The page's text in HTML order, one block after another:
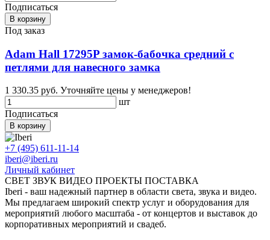
Подписаться
В корзину
Под заказ
Adam Hall 17295P замок-бабочка средний с
петлями для навесного замка
1 330.35 руб. Уточняйте цены у менеджеров!
шт
Подписаться
В корзину
+7 (495) 611-11-14
iberi@iberi.ru
Личный кабинет
СВЕТ ЗВУК ВИДЕО ПРОЕКТЫ ПОСТАВКА
Iberi - ваш надежный партнер в области света, звука и видео.
Мы предлагаем широкий спектр услуг и оборудования для
мероприятий любого масштаба - от концертов и выставок до
корпоративных мероприятий и свадеб.